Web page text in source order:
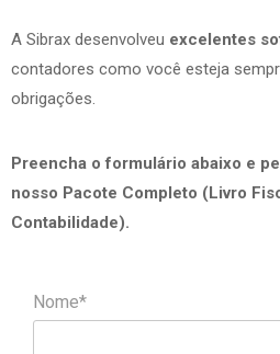
A Sibrax desenvolveu excelentes
contadores como você esteja
obrigações.
Preencha o formulário abaixo e
nosso Pacote Completo (Livro
Contabilidade).
Nome*